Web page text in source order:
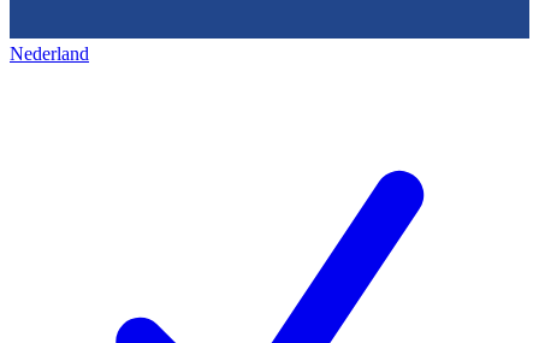
Nederland